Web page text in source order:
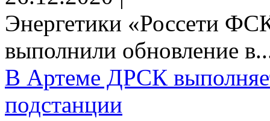
Энергетики «Россети
выполнили обновление
В Артеме ДРСК
подстанции